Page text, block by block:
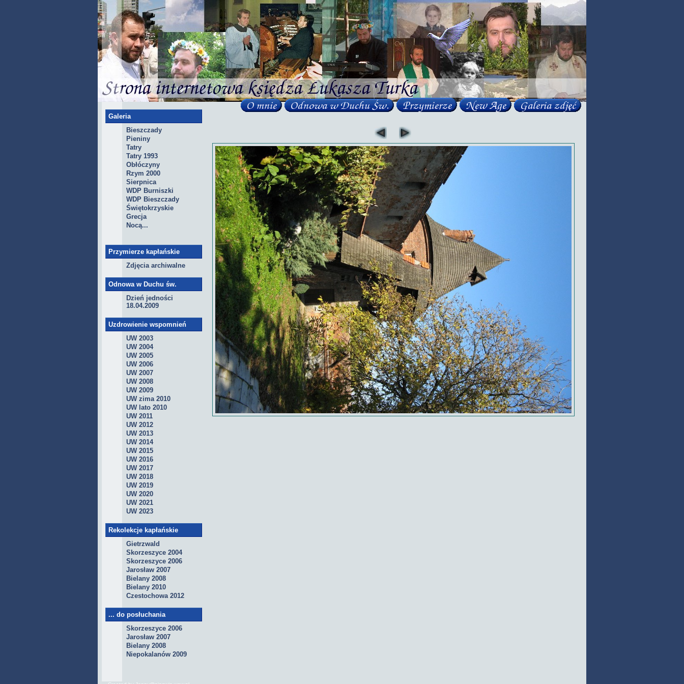
Galeria
Bieszczady
Pieniny
Tatry
Tatry 1993
Obłóczyny
Rzym 2000
Sierpnica
WDP Burniszki
WDP Bieszczady
Świętokrzyskie
Grecja
Nocą...
Przymierze kapłańskie
Zdjęcia archiwalne
Odnowa w Duchu św.
Dzień jedności
18.04.2009
Uzdrowienie wspomnień
UW 2003
UW 2004
UW 2005
UW 2006
UW 2007
UW 2008
UW 2009
UW zima 2010
UW lato 2010
UW 2011
UW 2012
UW 2013
UW 2014
UW 2015
UW 2016
UW 2017
UW 2018
UW 2019
UW 2020
UW 2021
UW 2023
Rekolekcje kapłańskie
Gietrzwald
Skorzeszyce 2004
Skorzeszyce 2006
Jarosław 2007
Bielany 2008
Bielany 2010
Czestochowa 2012
... do posłuchania
Skorzeszyce 2006
Jarosław 2007
Bielany 2008
Niepokalanów 2009